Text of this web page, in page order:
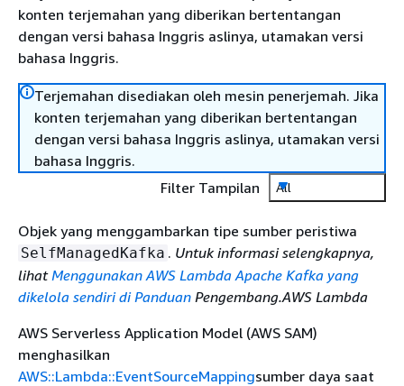
konten terjemahan yang diberikan bertentangan
dengan versi bahasa Inggris aslinya, utamakan versi
bahasa Inggris.
Terjemahan disediakan oleh mesin penerjemah. Jika
konten terjemahan yang diberikan bertentangan
dengan versi bahasa Inggris aslinya, utamakan versi
bahasa Inggris.
Filter Tampilan
All
Objek yang menggambarkan tipe sumber peristiwa
SelfManagedKafka . Untuk informasi selengkapnya,
lihatMenggunakan AWS Lambda Apache Kafka yang
dikelola sendiri di Panduan Pengembang.AWS Lambda
AWS Serverless Application Model (AWS SAM)
menghasilkan
AWS::Lambda::EventSourceMappingsumber daya saat